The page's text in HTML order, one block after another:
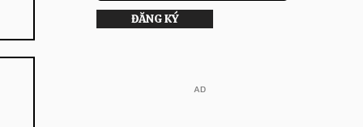
ĐĂNG KÝ
​AD